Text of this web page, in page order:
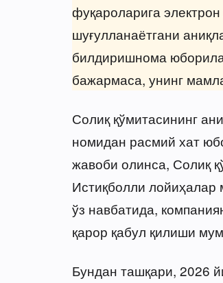
фуқароларига
шуғулланаётгани
билдиришнома
бажармаса, унинг
Солиқ қўмитасининг
номидан расмий хат
жавоби олинса, Солиқ
Истиқболли лойиҳалар
ўз навбатида,
қарор қабул қилиши
Бундан ташқари, 2026